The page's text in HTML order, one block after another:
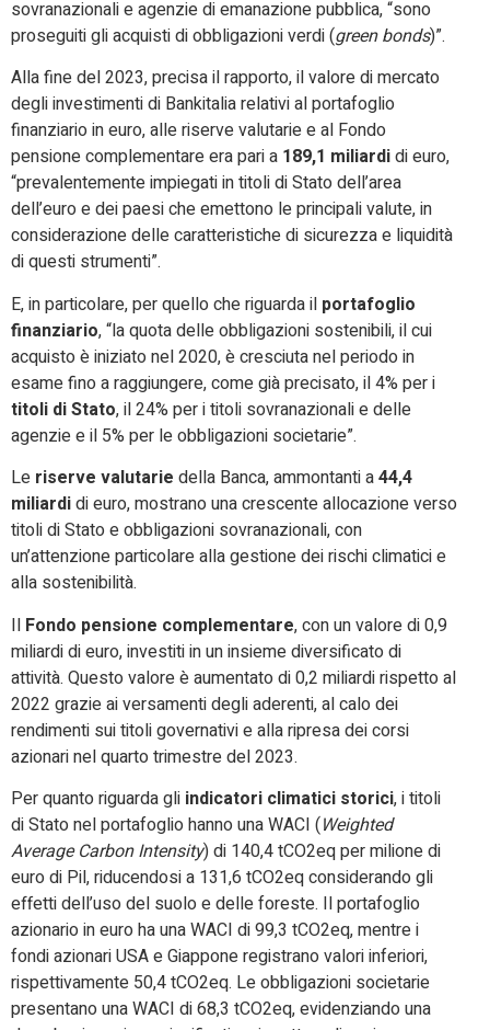
sovranazionali e agenzie di emanazione pubblica, “sono
proseguiti gli acquisti di obbligazioni verdi (green bonds)”.
Alla fine del 2023, precisa il rapporto, il valore di mercato
degli investimenti di Bankitalia relativi al portafoglio
finanziario in euro, alle riserve valutarie e al Fondo
pensione complementare era pari a 189,1 miliardidi euro,
“prevalentemente impiegati in titoli di Stato dell’area
dell’euro e dei paesi che emettono le principali valute, in
considerazione delle caratteristiche di sicurezza e liquidità
di questi strumenti”.
E, in particolare, per quello che riguarda il portafoglio
finanziario, “la quota delle obbligazioni sostenibili, il cui
acquisto è iniziato nel 2020, è cresciuta nel periodo in
esame fino a raggiungere, come già precisato, il 4% per i
titoli di Stato, il 24% per i titoli sovranazionali e delle
agenzie e il 5% per le obbligazioni societarie”.
Le riserve valutarie della Banca, ammontanti a44,4
miliardidi euro, mostrano una crescente allocazione verso
titoli di Stato e obbligazioni sovranazionali, con
un’attenzione particolare alla gestione dei rischi climatici e
alla sostenibilità.
Il Fondo pensione complementare, con un valore di 0,9
miliardi di euro, investiti in un insieme diversificato di
attività. Questo valore è aumentato di 0,2 miliardi rispetto al
2022 grazie ai versamenti degli aderenti, al calo dei
rendimenti sui titoli governativi e alla ripresa dei corsi
azionari nel quarto trimestre del 2023.
Per quanto riguarda gli indicatori climatici storici, i titoli
di Stato nel portafoglio hanno una WACI (Weighted
Average Carbon Intensity) di 140,4 tCO2eq per milione di
euro di Pil, riducendosi a 131,6 tCO2eq considerando gli
effetti dell’uso del suolo e delle foreste. Il portafoglio
azionario in euro ha una WACI di 99,3 tCO2eq, mentre i
fondi azionari USA e Giappone registrano valori inferiori,
rispettivamente 50,4 tCO2eq. Le obbligazioni societarie
presentano una WACI di 68,3 tCO2eq, evidenziando una